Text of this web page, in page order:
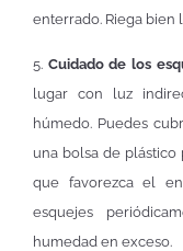
enterrado. Riega bien
5. Cuidado de los
lugar con luz
húmedo. Puedes
una bolsa de
que favorezca el
esquejes
humedad en exceso.